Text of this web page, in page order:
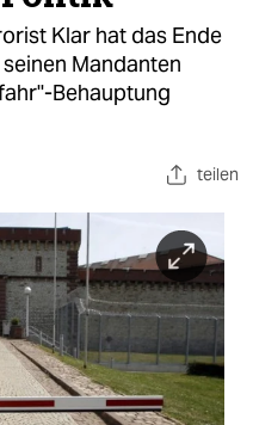
Klar hat das Ende
Mandanten
Behauptung
teilen